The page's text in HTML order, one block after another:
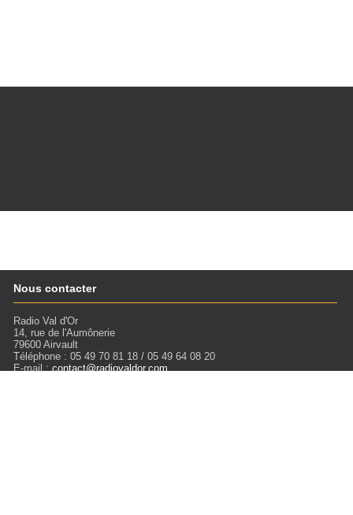
Nous contacter
Radio Val d'Or
14, rue de l'Aumônerie
79600 Airvault
Téléphone : 05 49 70 81 18 / 05 49 64 08 20
E-mail :contact@radiovaldor.com